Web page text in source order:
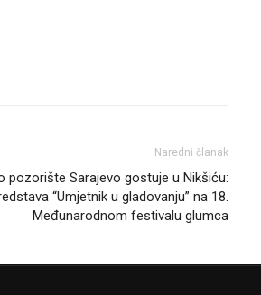
Naredni članak
pozorište Sarajevo gostuje u Nikšiću:
“Umjetnik u gladovanju” na 18.
Međunarodnom festivalu glumca